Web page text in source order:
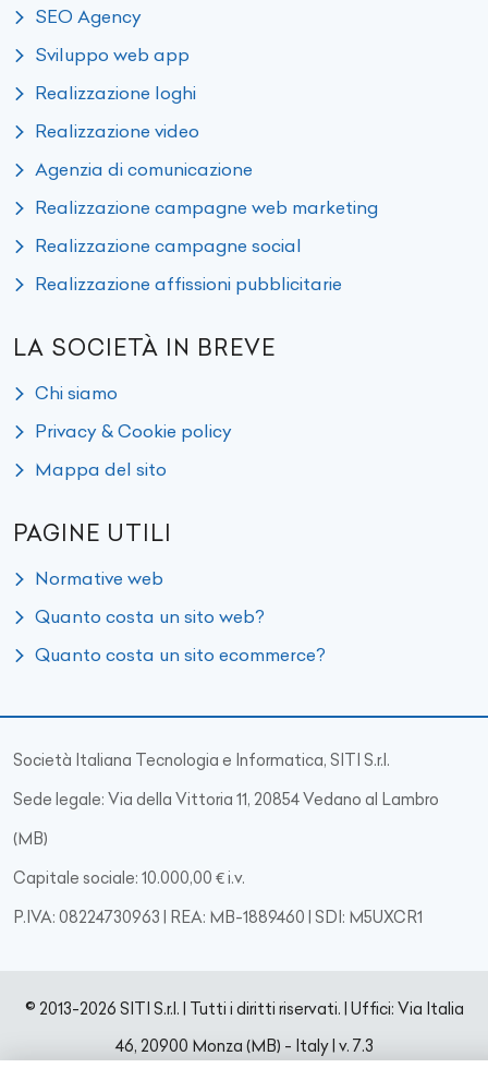
SEO Agency
Sviluppo web app
Realizzazione loghi
Realizzazione video
Agenzia di comunicazione
Realizzazione campagne web marketing
Realizzazione campagne social
Realizzazione affissioni pubblicitarie
LA SOCIETÀ IN BREVE
Chi siamo
Privacy & Cookie policy
Mappa del sito
PAGINE UTILI
Normative web
Quanto costa un sito web?
Quanto costa un sito ecommerce?
Società Italiana Tecnologia e Informatica, SITI S.r.l.
Sede legale: Via della Vittoria 11, 20854 Vedano al Lambro
(MB)
Capitale sociale: 10.000,00 € i.v.
P.IVA: 08224730963 | REA: MB-1889460 | SDI: M5UXCR1
© 2013-2026 SITI S.r.l. | Tutti i diritti riservati. | Uffici: Via Italia
46, 20900 Monza (MB) - Italy| v. 7.3